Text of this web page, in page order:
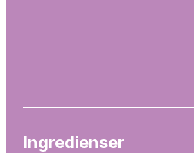
Ingredienser